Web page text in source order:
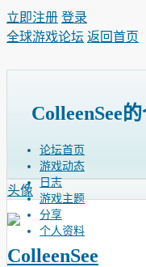
立即注册 登录
全球游戏论坛 返回首页
ColleenSee
论坛首页
游戏动态
日志
游戏主题
分享
个人资料
头像
ColleenSee